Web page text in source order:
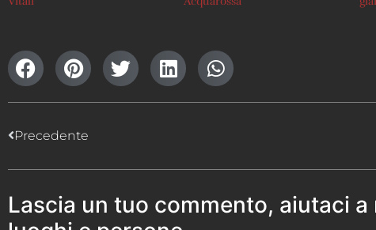
Precedente
Lascia un tuo commento, aiutaci